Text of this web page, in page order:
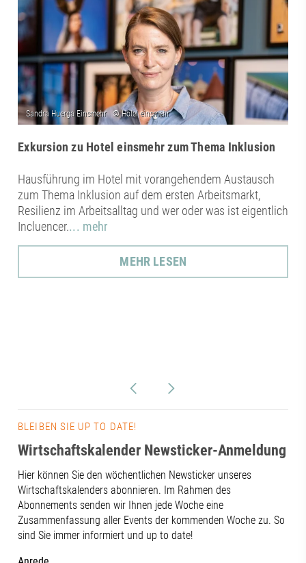
Exkursion zu Hotel einsmehr zum Thema Inklusion
Hausführung im Hotel mit vorangehendem Austausch
zum Thema Inklusion auf dem ersten Arbeitsmarkt,
Resilienz im Arbeitsalltag und wer oder was ist eigentlich
Incluencer.... mehr
MEHR LESEN
BLEIBEN SIE UP TO DATE!
Wirtschaftskalender Newsticker-Anmeldung
Hier können Sie den wöchentlichen Newsticker unseres
Wirtschaftskalenders abonnieren. Im Rahmen des
Abonnements senden wir Ihnen jede Woche eine
Zusammenfassung aller Events der kommenden Woche zu. So
sind Sie immer informiert und up to date!